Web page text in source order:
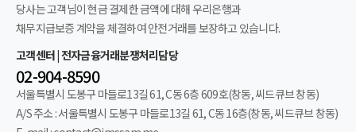
당사는 고객님이 현금 결제한 금액에 대해 우리은행과
채무지급보증 계약을 체결하여 안전거래를 보장하고 있습니다.
고객센터 | 전자금융거래분쟁처리담당
02-904-8590
서울특별시 도봉구 마들로13길 61, C동 6층 609호(창동, 씨드큐브 창동)
A/S 주소 : 서울특별시 도봉구 마들로13길 61, C동 16층(창동, 씨드큐브 창동)